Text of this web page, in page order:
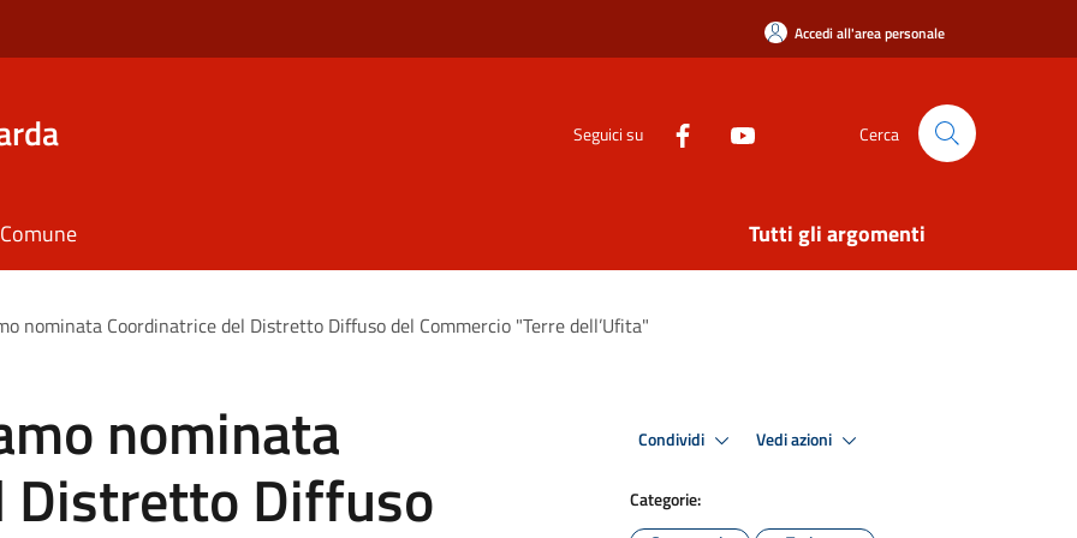
Accedi all'area personale
Seguici su Cerca
Tutti gli argomenti
nominata Coordinatrice del Distretto Diffuso del Commercio "Terre dell’Ufita"
nominata
Distretto Diffuso
Condividi Vedi azioni
Categorie: